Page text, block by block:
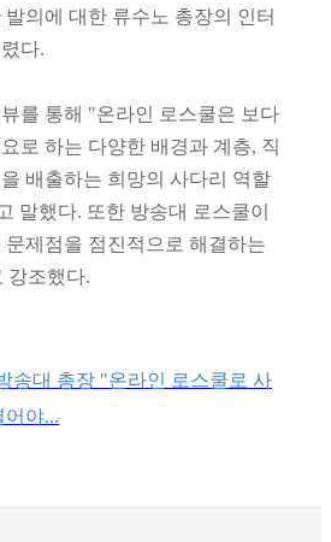
의에 대한 류수노 총장의 인터
다.
를 통해 "온라인 로스쿨은 보다
로 하는 다양한 배경과 계층, 직
배출하는 희망의 사다리 역할
말했다. 또한 방송대 로스쿨이
제점을 점진적으로 해결하는
강조했다.
송대 총장 "온라인 로스쿨로 사
어야...